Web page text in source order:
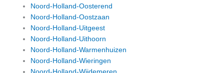
Noord-Holland-Oosterend
Noord-Holland-Oostzaan
Noord-Holland-Uitgeest
Noord-Holland-Uithoorn
Noord-Holland-Warmenhuizen
Noord-Holland-Wieringen